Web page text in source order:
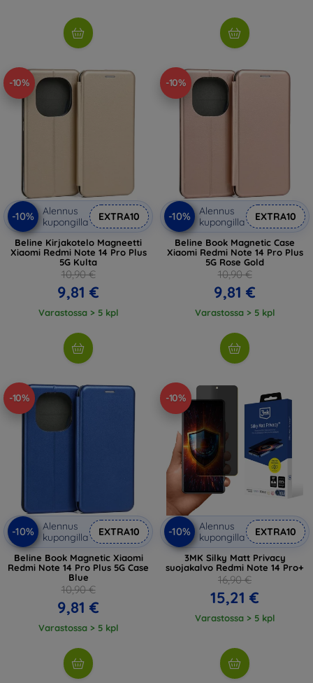
-10%
-10%
Alennus
kupongilla
EXTRA10
Beline Kirjakotelo Magneetti
Xiaomi Redmi Note 14 Pro Plus
5G Kulta
10,90 €
9,81 €
Varastossa > 5 kpl
-10%
-10%
Alennus
kupongilla
EXTRA10
Beline Book Magnetic Case
Xiaomi Redmi Note 14 Pro Plus
5G Rose Gold
10,90 €
9,81 €
Varastossa > 5 kpl
-10%
-10%
Alennus
kupongilla
EXTRA10
Beline Book Magnetic Xiaomi
Redmi Note 14 Pro Plus 5G Case
Blue
10,90 €
9,81 €
Varastossa > 5 kpl
-10%
-10%
Alennus
kupongilla
EXTRA10
3MK Silky Matt Privacy
suojakalvo Redmi Note 14 Pro+
16,90 €
15,21 €
Varastossa > 5 kpl